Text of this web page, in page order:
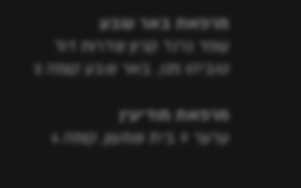
מרפאת באר שבע
עופר גרנד קניון שדרות דוד
טוביהו 125, באר שבע קומה 2
מרפאת מודיעין
ערער 9 בית שמעון, קומה 4